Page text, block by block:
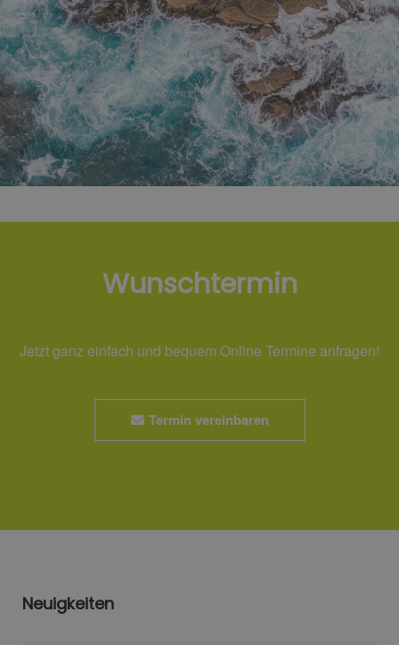
Wunschtermin
Jetzt ganz einfach und bequem Online Termine anfragen!
Termin vereinbaren
Neuigkeiten